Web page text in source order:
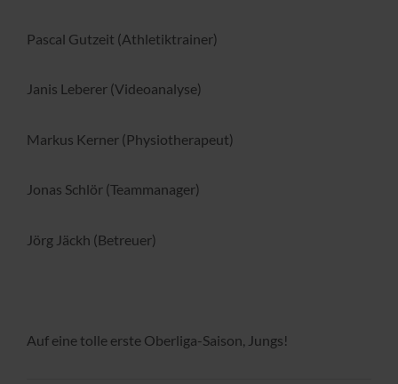
Pascal Gutzeit (Athletiktrainer)
Janis Leberer (Videoanalyse)
Markus Kerner (Physiotherapeut)
Jonas Schlör (Teammanager)
Jörg Jäckh (Betreuer)
Auf eine tolle erste Oberliga-Saison, Jungs!